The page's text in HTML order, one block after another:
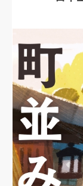
日本最大級のデザイ
工学部建築デザイン
授）による作品「ソ
受賞作品概要
ソトの彩（
物（天井裏に残され
と転生させるプロジ
かなキャンパスの彩
紹介動画
武蔵野大学HP